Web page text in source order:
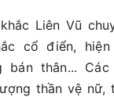
Liên Vũ
cổ điển,
bán thân...
thần vệ nữ,